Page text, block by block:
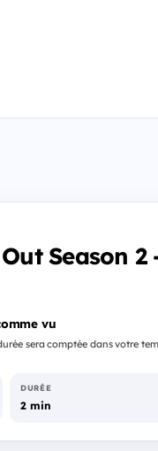
Season 2
vu
sera comptée dans votre
DURÉE
2 min